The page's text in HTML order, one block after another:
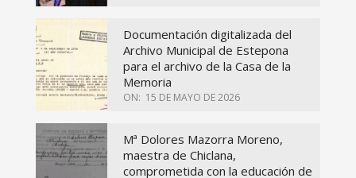
Documentación digitalizada del
Archivo Municipal de Estepona
para el archivo de la Casa de la
Memoria
ON: 15 DE MAYO DE 2026
Mª Dolores Mazorra Moreno,
maestra de Chiclana,
comprometida con la educación de